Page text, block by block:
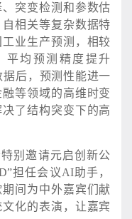
突变检测和参数估
相关等复杂数据特
业生产预测，相较
平均预测精度提升
据后，预测性能进一
等领域的高维时变
了结构突变下的高
别邀请元启创新公
担任会议AI助手，
间为中外嘉宾们献
化的表演，让嘉宾